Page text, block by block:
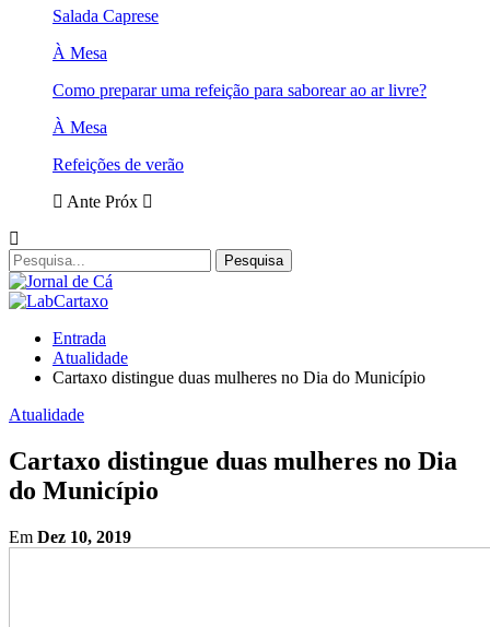
Salada Caprese
À Mesa
Como preparar uma refeição para saborear ao ar livre?
À Mesa
Refeições de verão
Ante Próx
Entrada
Atualidade
Cartaxo distingue duas mulheres no Dia do Município
Atualidade
Cartaxo distingue duas mulheres no Dia
do Município
Em Dez 10, 2019